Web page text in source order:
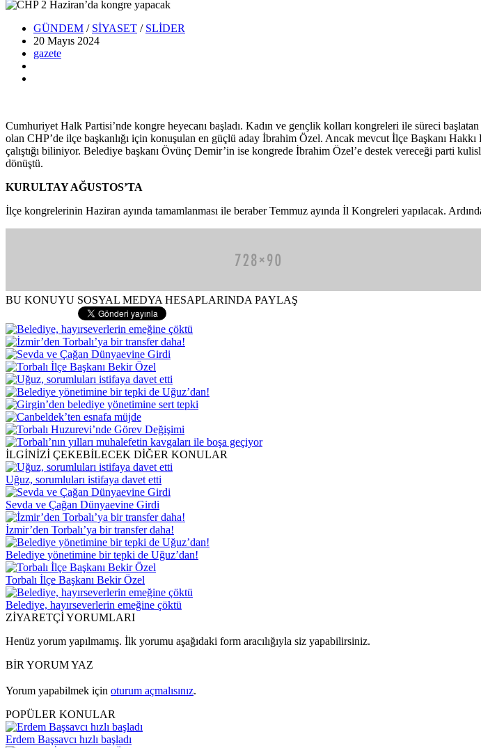
GÜNDEM / SİYASET / SLİDER
20 Mayıs 2024
gazete
Cumhuriyet Halk Partisi’nde kongre heyecanı başladı. Kadın ve gençlik kolları kongreleri ile süreci
olan CHP’de ilçe başkanlığı için konuşulan en güçlü aday İbrahim Özel. Ancak mevcut İlçe Başkanı
çalıştığı biliniyor. Belediye başkanı Övünç Demir’in ise kongrede İbrahim Özel’e destek vereceği parti
dönüştü.
KURULTAY AĞUSTOS’TA
İlçe kongrelerinin Haziran ayında tamamlanması ile beraber Temmuz ayında İl Kongreleri yapılacak.
BU KONUYU SOSYAL MEDYA HESAPLARINDA PAYLAŞ
İLGİNİZİ ÇEKEBİLECEK DİĞER KONULAR
Uğuz, sorumluları istifaya davet etti
Sevda ve Çağan Dünyaevine Girdi
İzmir’den Torbalı’ya bir transfer daha!
Belediye yönetimine bir tepki de Uğuz’dan!
Torbalı İlçe Başkanı Bekir Özel
Belediye, hayırseverlerin emeğine çöktü
ZİYARETÇİ YORUMLARI
Henüz yorum yapılmamış. İlk yorumu aşağıdaki form aracılığıyla siz yapabilirsiniz.
BİR YORUM YAZ
Yorum yapabilmek için oturum açmalısınız.
POPÜLER KONULAR
Erdem Başsavcı hızlı başladı